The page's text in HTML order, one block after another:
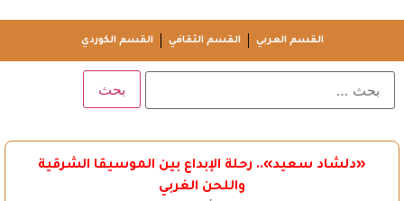
القسم العربي القسم الثقافي القسم الكوردي
«دلشاد سعيد».. رحلة الإبداع بين الموسيقا الشرقية
واللحن الغربي